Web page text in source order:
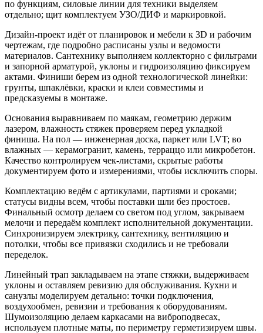
по функциям, силовые линии для техники выделяем
отдельно; щит комплектуем УЗО/ДИФ и маркировкой.
Дизайн-проект идёт от планировок и мебели к 3D и рабочим
чертежам, где подробно расписаны узлы и ведомости
материалов. Сантехнику выполняем коллекторно с фильтрами
и запорной арматурой, уклоны и гидроизоляцию фиксируем
актами. Финиши берем из одной технологической линейки:
грунты, шпаклёвки, краски и клеи совместимы и
предсказуемы в монтаже.
Основания выравниваем по маякам, геометрию держим
лазером, влажность стяжек проверяем перед укладкой
финиша. На пол — инженерная доска, паркет или LVT; во
влажных — керамогранит, камень, терраццо или микробетон.
Качество контролируем чек-листами, скрытые работы
документируем фото и измерениями, чтобы исключить споры.
Комплектацию ведём с артикулами, партиями и сроками;
статусы видны всем, чтобы поставки шли без простоев.
Финальный осмотр делаем со светом под углом, закрываем
мелочи и передаём комплект исполнительной документации.
Синхронизируем электрику, сантехнику, вентиляцию и
потолки, чтобы все привязки сходились и не требовали
переделок.
Линейный трап закладываем на этапе стяжки, выдерживаем
уклоны и оставляем ревизию для обслуживания. Кухни и
санузлы моделируем детально: точки подключения,
воздухообмен, ревизии и требования к оборудованиям.
Шумоизоляцию делаем каркасами на виброподвесах,
используем плотные маты, по периметру герметизируем швы.